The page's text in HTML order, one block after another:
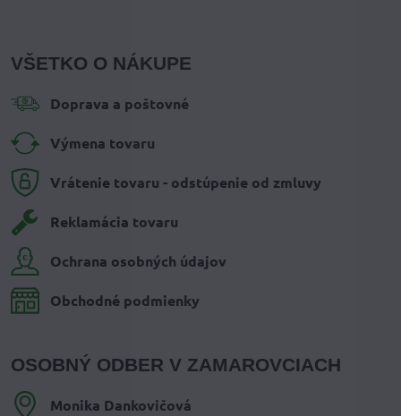
VŠETKO O NÁKUPE
Doprava a poštovné
Výmena tovaru
Vrátenie tovaru - odstúpenie od zmluvy
Reklamácia tovaru
Ochrana osobných údajov
Obchodné podmienky
OSOBNÝ ODBER V ZAMAROVCIACH
Monika Dankovičová